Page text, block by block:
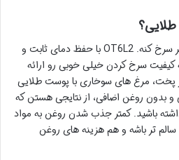
این مهمترین بخش از عملکرد هر سرخ کنه. OT6L2 با حفظ دمای ثابت و
کیفیت سرخ کردن خیلی خوبی رو ارائه
پخت، مرغ های سوخاری با پوست طلایی
و بدون روغن اضافی، از نتایجی هستن که
باشید. کمتر جذب شدن روغن به مواد
تر باشه و هم هزینه های روغن